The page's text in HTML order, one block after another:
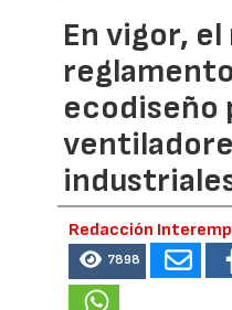
En vigor, el
ecodiseño
Redacción
7898